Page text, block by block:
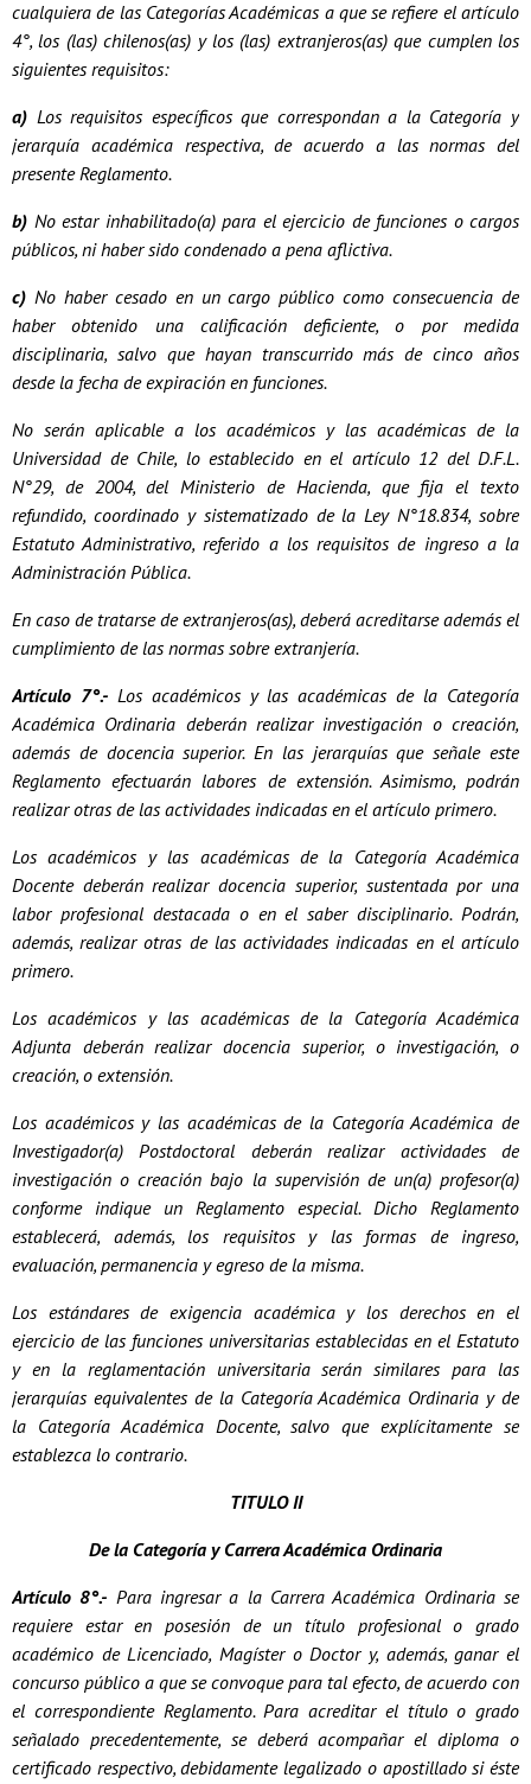
cualquiera de las Categorías Académicas a que se refiere el artículo
4°, los (las) chilenos(as) y los (las) extranjeros(as) que cumplen los
siguientes requisitos:
a) Los requisitos específicos que correspondan a la Categoría y
jerarquía académica respectiva, de acuerdo a las normas del
presente Reglamento.
b) No estar inhabilitado(a) para el ejercicio de funciones o cargos
públicos, ni haber sido condenado a pena aflictiva.
c) No haber cesado en un cargo público como consecuencia de
haber obtenido una calificación deficiente, o por medida
disciplinaria, salvo que hayan transcurrido más de cinco años
desde la fecha de expiración en funciones.
No serán aplicable a los académicos y las académicas de la
Universidad de Chile, lo establecido en el artículo 12 del D.F.L.
N°29, de 2004, del Ministerio de Hacienda, que fija el texto
refundido, coordinado y sistematizado de la Ley N°18.834, sobre
Estatuto Administrativo, referido a los requisitos de ingreso a la
Administración Pública.
En caso de tratarse de extranjeros(as), deberá acreditarse además el
cumplimiento de las normas sobre extranjería.
Artículo 7°.-Los académicos y las académicas de la Categoría
Académica Ordinaria deberán realizar investigación o creación,
además de docencia superior. En las jerarquías que señale este
Reglamento efectuarán labores de extensión. Asimismo, podrán
realizar otras de las actividades indicadas en el artículo primero.
Los académicos y las académicas de la Categoría Académica
Docente deberán realizar docencia superior, sustentada por una
labor profesional destacada o en el saber disciplinario. Podrán,
además, realizar otras de las actividades indicadas en el artículo
primero.
Los académicos y las académicas de la Categoría Académica
Adjunta deberán realizar docencia superior, o investigación, o
creación, o extensión.
Los académicos y las académicas de la Categoría Académica de
Investigador(a) Postdoctoral deberán realizar actividades de
investigación o creación bajo la supervisión de un(a) profesor(a)
conforme indique un Reglamento especial. Dicho Reglamento
establecerá, además, los requisitos y las formas de ingreso,
evaluación, permanencia y egreso de la misma.
Los estándares de exigencia académica y los derechos en el
ejercicio de las funciones universitarias establecidas en el Estatuto
y en la reglamentación universitaria serán similares para las
jerarquías equivalentes de la Categoría Académica Ordinaria y de
la Categoría Académica Docente, salvo que explícitamente se
establezca lo contrario.
TITULO II
De la Categoría y Carrera Académica Ordinaria
Artículo 8°.- Para ingresar a la Carrera Académica Ordinaria se
requiere estar en posesión de un título profesional o grado
académico de Licenciado, Magíster o Doctor y, además, ganar el
concurso público a que se convoque para tal efecto, de acuerdo con
el correspondiente Reglamento. Para acreditar el título o grado
señalado precedentemente, se deberá acompañar el diploma o
certificado respectivo, debidamente legalizado o apostillado si éste